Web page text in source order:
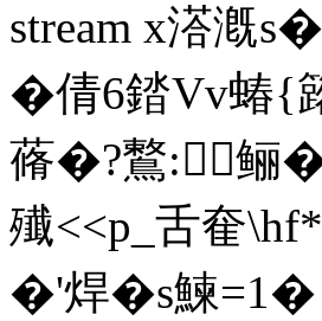
stream x溚漑
�倩6錔Vv蝽{
蓨�?鷘:鲡�
殱<<p_舌奞
�'焊�s鰊=1�